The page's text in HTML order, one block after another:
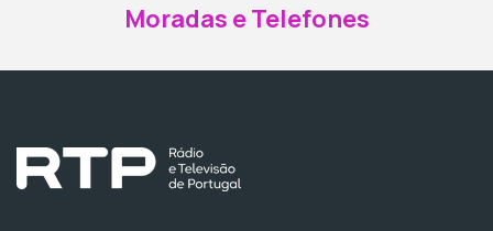
Moradas e Telefones